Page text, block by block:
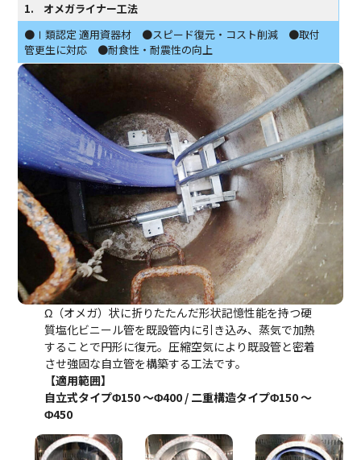
1. オメガライナー工法
●Ⅰ類認定 適用資器材 ●スピード復元・コスト削減 ●取付
管更生に対応 ●耐食性・耐震性の向上
Ω（オメガ）状に折りたたんだ形状記憶性能を持つ硬
質塩化ビニール管を既設管内に引き込み、蒸気で加熱
することで円形に復元。圧縮空気により既設管と密着
させ強固な自立管を構築する工法です。
【適用範囲】
自立式タイプΦ150 ～Φ400 / 二重構造タイプΦ150 ～
Φ450